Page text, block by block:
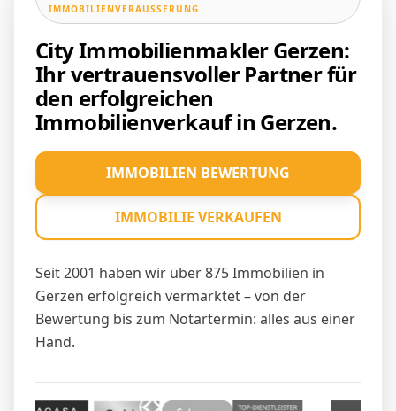
IMMOBILIENVERÄUSSERUNG
City Immobilienmakler Gerzen:
Ihr vertrauensvoller Partner für
den erfolgreichen
Immobilienverkauf in Gerzen.
Seit 2001 haben wir über 875 Immobilien in
Gerzen erfolgreich vermarktet – von der
Bewertung bis zum Notartermin: alles aus einer
Hand.
IMMOBILIEN BEWERTUNG
IMMOBILIE VERKAUFEN